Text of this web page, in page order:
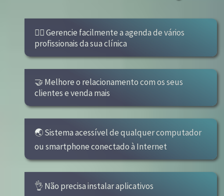
👩‍⚕ Gerencie facilmente a agenda de vários
profissionais da sua clínica
🤝 Melhore o relacionamento com os seus
clientes e venda mais
🌏 Sistema acessível de qualquer computador
ou smartphone conectado à Internet
👌 Não precisa instalar aplicativos